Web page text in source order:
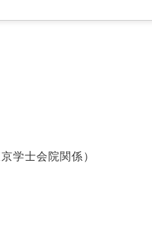
学士会院関係）